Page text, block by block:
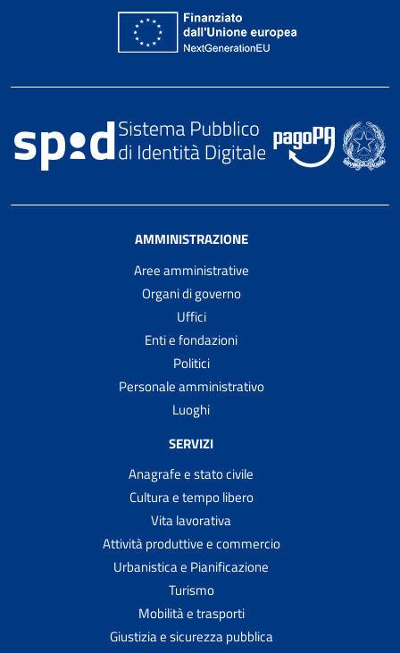
AMMINISTRAZIONE
Aree amministrative
Organi di governo
Uffici
Enti e fondazioni
Politici
Personale amministrativo
Luoghi
SERVIZI
Anagrafe e stato civile
Cultura e tempo libero
Vita lavorativa
Attività produttive e commercio
Urbanistica e Pianificazione
Turismo
Mobilità e trasporti
Giustizia e sicurezza pubblica